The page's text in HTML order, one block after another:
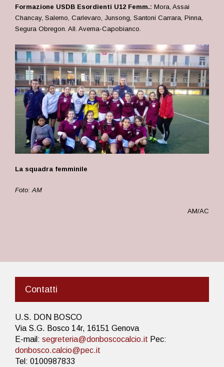
Formazione USDB Esordienti U12 Femm.: Mora, Assai
Chancay, Salerno, Carlevaro, Junsong, Santoni Carrara, Pinna,
Segura Obregon. All. Averna-Capobianco.
La squadra femminile
Foto: AM
AM/AC
Contatti
U.S. DON BOSCO
Via S.G. Bosco 14r, 16151 Genova
E-mail: segreteria@donboscocalcio.it Pec:
donbosco.calcio@pec.it
Tel: 0100987833